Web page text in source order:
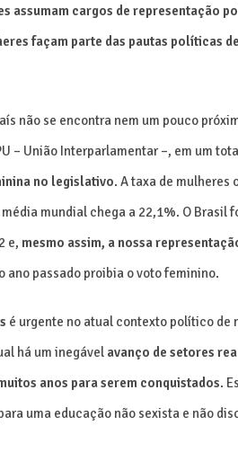
assumam cargos de representação
façam parte das pautas políticas
não se encontra nem um pouco
– União Interparlamentar –, em um
no legislativo. A taxa de mulheres
mundial chega a 22,1%. O Brasil
e, mesmo assim, a nossa
ano passado proibia o voto feminino.
é urgente no atual contexto político de
há um inegável avanço de setores
anos para serem conquistados.
uma educação não sexista e não